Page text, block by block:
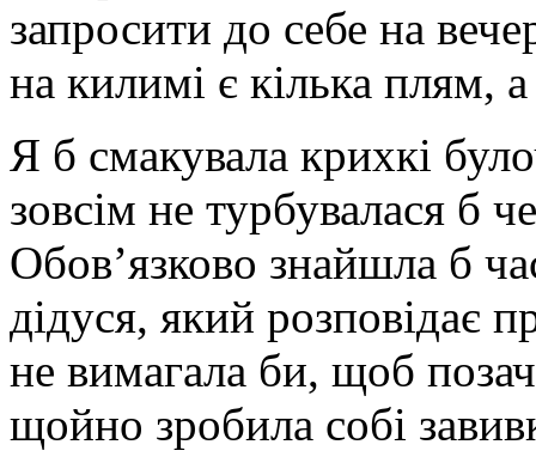
запросити до себе на
на килимі є кілька плям,
Я б смакувала крихкі
зовсім не турбувалася б
Обов’язково знайшла б
дідуся, який розповідає
не вимагала би, щоб
щойно зробила собі